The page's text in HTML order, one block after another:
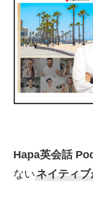
Hapa英会話
ないネイティ